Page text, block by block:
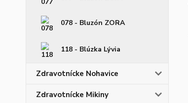
078 - Bluzón ZORA
118 - Blúzka Lývia
Zdravotnícke Nohavice
Zdravotnícke Mikiny